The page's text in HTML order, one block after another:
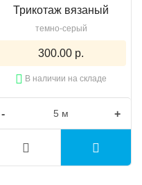
Трикотаж вязаный
темно-серый
300.00 р.
В наличии на складе
- +